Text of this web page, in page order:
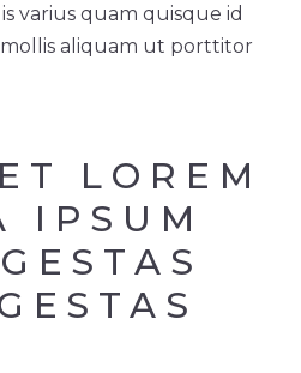
varius quam quisque id
aliquam ut porttitor
LOREM
IPSUM